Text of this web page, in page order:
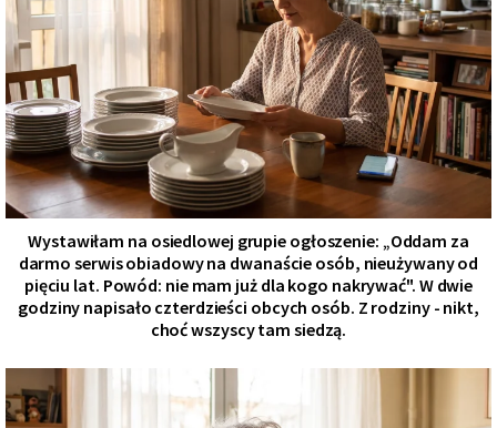
Wystawiłam na osiedlowej grupie ogłoszenie: „Oddam za
darmo serwis obiadowy na dwanaście osób, nieużywany od
pięciu lat. Powód: nie mam już dla kogo nakrywać". W dwie
godziny napisało czterdzieści obcych osób. Z rodziny - nikt,
choć wszyscy tam siedzą.